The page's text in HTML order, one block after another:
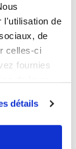
l'utilisation de
de
celles-ci
fournies
détails
Ouvrir
L ingredients
of 4